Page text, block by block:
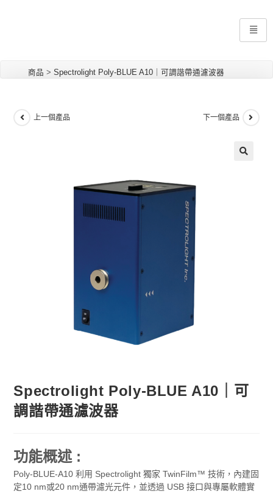
商品 > Spectrolight Poly-BLUE A10｜可調諧帶通濾波器
上一個產品 下一個產品
Spectrolight Poly-BLUE A10｜可
調諧帶通濾波器
功能概述 :
Poly-BLUE-A10 利用 Spectrolight 獨家 TwinFilm™ 技術，內建固
定10 nm或20 nm通帶濾光元件，並透過 USB 接口與專屬軟體實